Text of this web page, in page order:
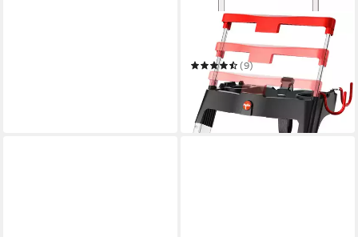
Stehleiter L100 TopLine
(9)
ab 138,06 € UVP154,99 €
-11%
in 2-3 Werktagen bei dir